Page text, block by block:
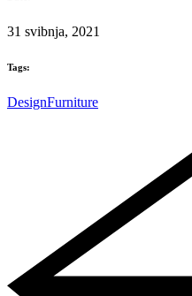
31 svibnja, 2021
Tags:
DesignFurniture